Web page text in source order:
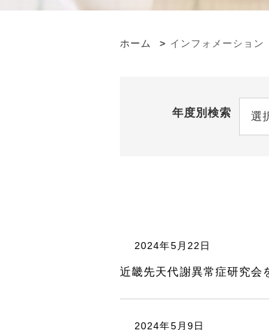
ホーム インフォメーション
年度別検索 選
2024年5月22日
近畿先天代謝異常症研究会
2024年5月9日